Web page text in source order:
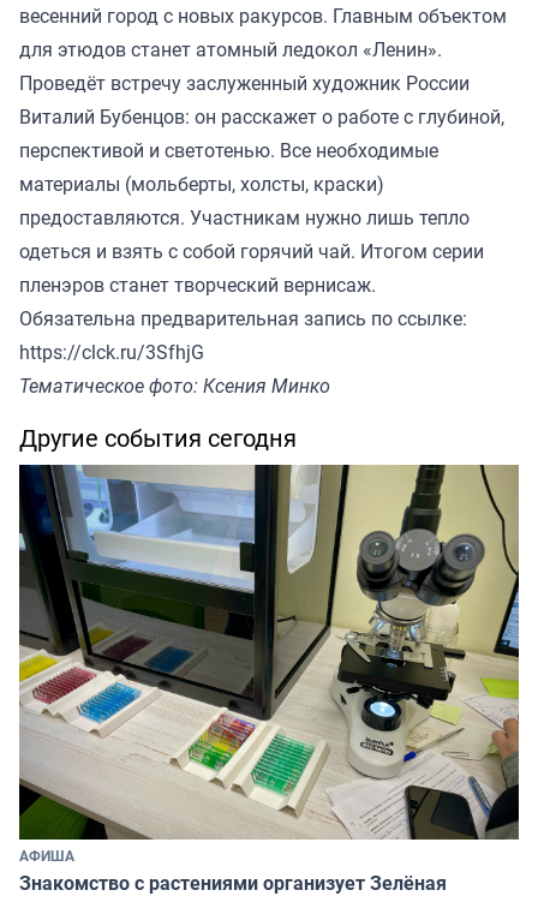
весенний город с новых ракурсов. Главным объектом
для этюдов станет атомный ледокол «Ленин».
Проведёт встречу заслуженный художник России
Виталий Бубенцов: он расскажет о работе с глубиной,
перспективой и светотенью. Все необходимые
материалы (мольберты, холсты, краски)
предоставляются. Участникам нужно лишь тепло
одеться и взять с собой горячий чай. Итогом серии
пленэров станет творческий вернисаж.
Обязательна предварительная запись по ссылке:
https://clck.ru/3SfhjG
Тематическое фото: Ксения Минко
Другие события сегодня
АФИША
Знакомство с растениями организует Зелёная